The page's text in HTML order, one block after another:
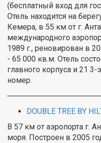
(бесплатный вход для
Отель находится на
Кемера, в 55 км от г.
международного
1989 г., реновирован в
- 65 000 кв.м. Отель
главного корпуса и 21
номер.
DOUBLE TREE BY
В 57 км от аэропорта г.
моря. Построен в 2005